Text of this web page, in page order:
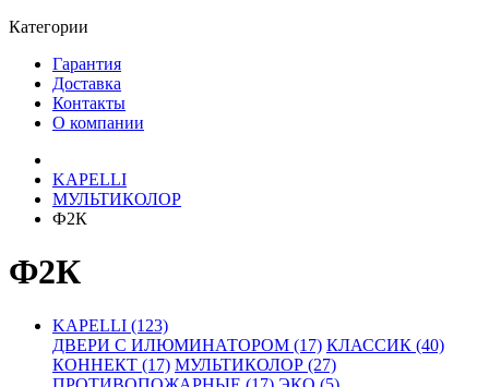
Категории
Гарантия
Доставка
Контакты
О компании
KAPELLI
МУЛЬТИКОЛОР
Ф2К
Ф2К
KAPELLI (123)
ДВЕРИ С ИЛЮМИНАТОРОМ (17) КЛАССИК (40)
КОННЕКТ (17) МУЛЬТИКОЛОР (27)